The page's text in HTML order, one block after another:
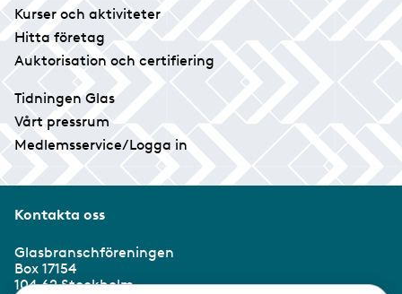
Kurser och aktiviteter
Hitta företag
Auktorisation och certifiering
Tidningen Glas
Vårt pressrum
Medlemsservice/Logga in
Kontakta oss
Glasbranschföreningen
Box 17154
104 62 Stockholm